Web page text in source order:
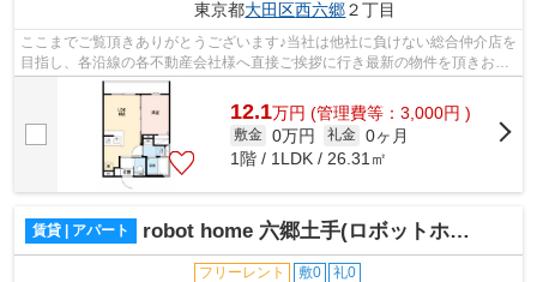
東京都大田区西六郷２丁目
ここまでご覧頂きありがとうございます♪当社は他社に負けない総合仲介店を
目指し、各沿線の各不動産会社様へ直接ご挨拶に行き最新の物件を頂きお客
様へ提供しております！最新の情報は...
12.1万円 (管理費等：3,000円 )
敷金 0万円 礼金 0ヶ月
1階 / 1LDK / 26.31㎡
賃貸 | アパート robot home 六郷土手(ロボットホームロクゴウドテ)
フリーレント 敷0 礼0